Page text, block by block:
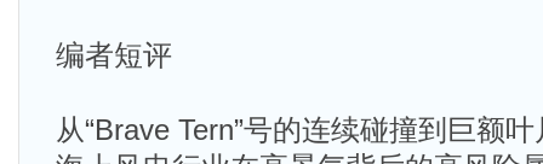
编者短评
从“Brave Tern”号的连续碰撞到巨额